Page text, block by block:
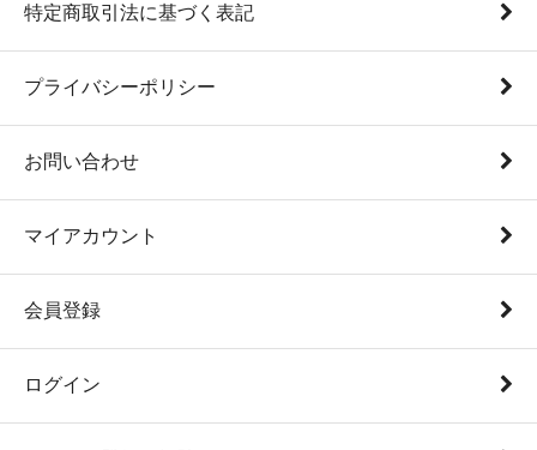
特定商取引法に基づく表記
プライバシーポリシー
お問い合わせ
マイアカウント
会員登録
ログイン